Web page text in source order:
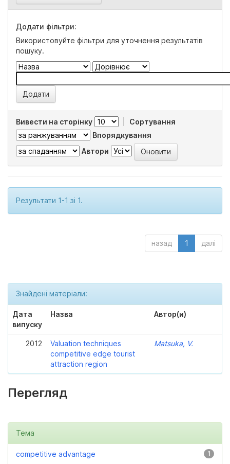
Додати фільтри:
Використовуйте фільтри для уточнення результатів
пошуку.
Вивести на сторінку
Сортування
Впорядкування
Автори
Результати 1-1 зі 1.
назад 1 далі
Знайдені матеріали:
Дата
випуску
Назва Автор(и)
2012
Valuation techniques
competitive edge tourist
attraction region
Matsuka, V.
Перегляд
Тема
1
competitive advantage